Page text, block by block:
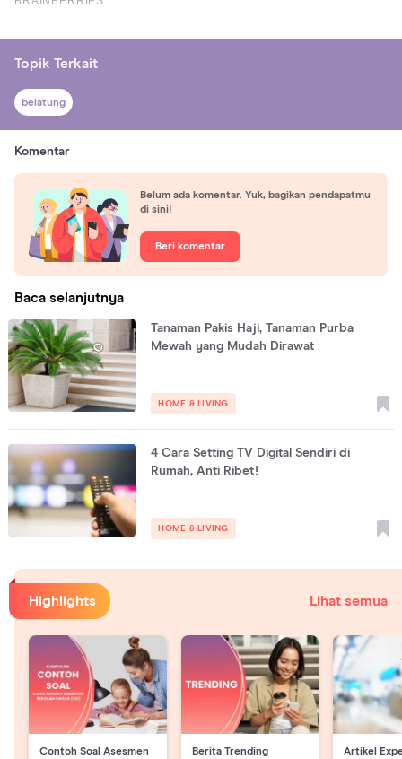
Topik Terkait
belatung
Komentar
Belum ada komentar. Yuk, bagikan pendapatmu
di sini!
Beri komentar
Baca selanjutnya
Tanaman Pakis Haji, Tanaman Purba
Mewah yang Mudah Dirawat
HOME & LIVING
4 Cara Setting TV Digital Sendiri di
Rumah, Anti Ribet!
HOME & LIVING
Highlights Lihat semua
Contoh Soal Asesmen
Berita Trending
Artikel